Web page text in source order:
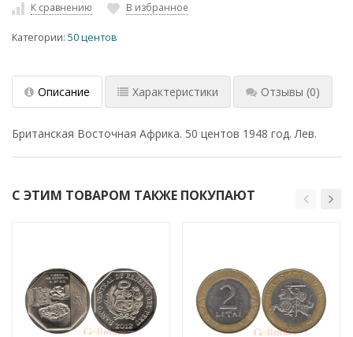
К сравнению В избранное
Категории: 50 центов
Описание Характеристики Отзывы (0)
Британская Восточная Африка. 50 центов 1948 год. Лев.
С ЭТИМ ТОВАРОМ ТАКЖЕ ПОКУПАЮТ